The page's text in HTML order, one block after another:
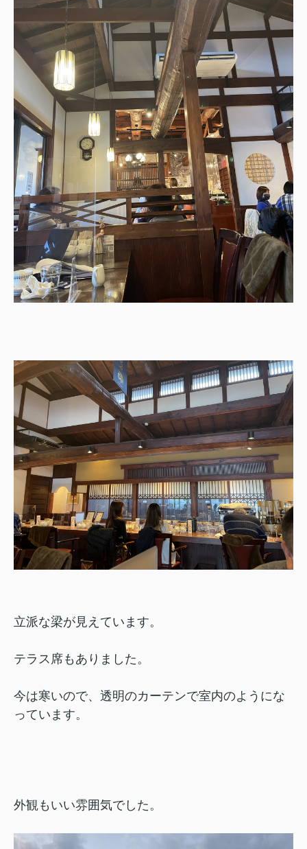
立派な梁が見えています。
テラス席もありました。
今は寒いので、透明のカーテンで室内のようにな
っています。
外観もいい雰囲気でした。